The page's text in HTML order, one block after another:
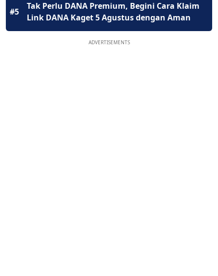
#5
Tak Perlu DANA Premium, Begini Cara Klaim
Link DANA Kaget 5 Agustus dengan Aman
ADVERTISEMENTS